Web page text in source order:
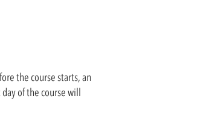
the course starts, an
of the course will